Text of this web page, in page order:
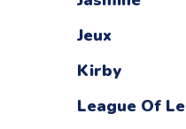
Jeux
Kirby
League Of